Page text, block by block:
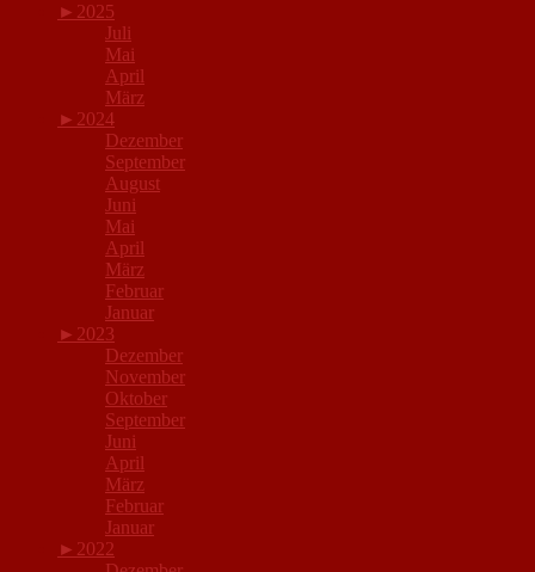
► 2025
Juli
Mai
April
März
► 2024
Dezember
September
August
Juni
Mai
April
März
Februar
Januar
► 2023
Dezember
November
Oktober
September
Juni
April
März
Februar
Januar
► 2022